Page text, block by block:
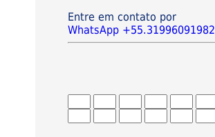
Entre em contato por
WhatsApp +55.31996091982